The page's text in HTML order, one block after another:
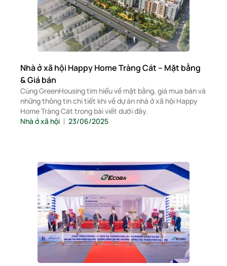
Nhà ở xã hội Happy Home Tràng Cát – Mặt bằng
& Giá bán
Cùng GreenHousing tìm hiểu về mặt bằng, giá mua bán và
những thông tin chi tiết khi về dự án nhà ở xã hội Happy
Home Tràng Cát trong bài viết dưới đây.
Nhà ở xã hội
23/06/2025